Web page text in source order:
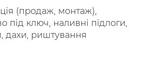
(продаж, монтаж),
під ключ, наливні підлоги,
дахи, риштування